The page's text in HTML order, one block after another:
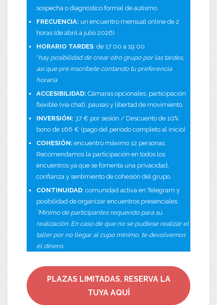
sospecha o diagnóstico formal de autismo.
FRECUENCIA: un encuentro mensual online de 2
horas (de abril a julio 2026)
HORARIO TARDES: de 17:00 a 19:00
*hay posibilidad de crear otro grupo por las tardes,
así que pre inscríbete contando tu preferencia
horaria
ACCESIBILIDAD: Cámaras opcionales, participación
flexible (via chat), pausas y libertad de movimiento.
INVERSIÓN: 37 € por sesión / Descuento de 10%
bono de 166 € (pago del período completo al inicio)
COHESIÓN: encuentro máximo 12 personas.
Recomendamos la participación en todos los
encuentros ya que se fomenta una privacidad,
confianza y sentimiento de cohesión del grupo.
CONTINUIDAD: comunidad activa en Telegram y
posibilidad de organizar encuentros presenciales.
*Mínimo de participantes requerido para su
realización. En caso de que no se pudiese realizar el
taller por no llegar al cupo mínimo, te devolvemos
el dinero.
PLAZAS LIMITADAS. RESERVA LA
TUYA AQUÍ